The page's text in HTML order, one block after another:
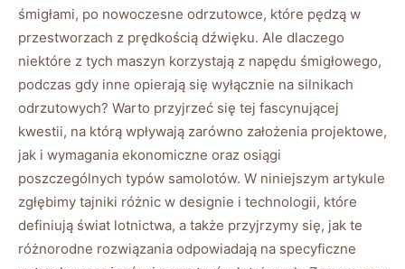
śmigłami, po nowoczesne odrzutowce, które pędzą ‍w
przestworzach‍ z prędkością dźwięku. ⁢Ale⁢ dlaczego
niektóre z tych maszyn ⁤korzystają z⁤ napędu śmigłowego,
podczas gdy inne opierają się wyłącznie na⁣ silnikach
‍odrzutowych? Warto ⁢przyjrzeć się tej fascynującej
kwestii, na którą⁤ wpływają ‍zarówno założenia‍ projektowe,
jak i ⁣wymagania ekonomiczne⁣ oraz osiągi⁣
poszczególnych ⁣typów ‌samolotów. W niniejszym artykule
zgłębimy ‍tajniki różnic​ w ⁤designie i technologii, które ​
definiują ‍świat lotnictwa,⁢ a także przyjrzymy się, jak te
różnorodne rozwiązania odpowiadają na⁢ specyficzne